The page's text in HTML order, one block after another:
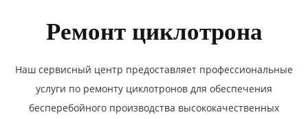
Ремонт циклотрона
Наш сервисный центр предоставляет профессиональные
услуги по ремонту циклотронов для обеспечения
бесперебойного производства высококачественных